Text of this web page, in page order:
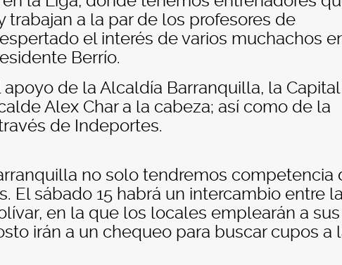
trabajan a la par de los profesores de
el interés de varios muchachos
Berrío.
de la Alcaldía Barranquilla, la
Alex Char a la cabeza; así como de la
de Indeportes.
no solo tendremos competencia
El sábado 15 habrá un intercambio entre
en la que los locales emplearán a sus
irán a un chequeo para buscar cupos a